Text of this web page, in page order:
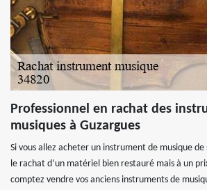
Professionnel en rachat des
musiques à Guzargues
Si vous allez acheter un instrument de musique
le rachat d’un matériel bien restauré mais à un
comptez vendre vos anciens instruments de